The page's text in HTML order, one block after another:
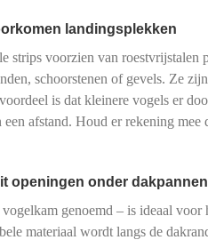
landingsplekken
strips voorzien van
schoorstenen of gevels. Ze
is dat kleinere vogels er
afstand. Houd er rekening
openingen onder
genoemd – is ideaal voor
materiaal wordt langs de